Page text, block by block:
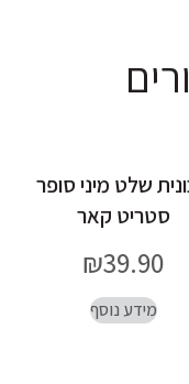
שלט מיני סופר
סטריט קאר
₪39.90
מידע נוסף